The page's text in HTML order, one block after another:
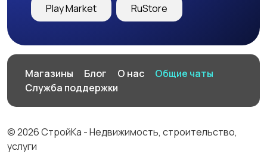
Play Market RuStore
Магазины Блог О нас
Общие чаты
Служба поддержки
© 2026 СтройКа - Недвижимость, строительство,
услуги